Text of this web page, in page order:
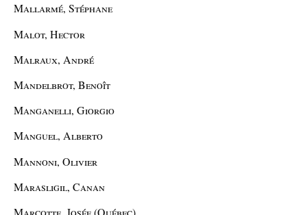
Mallarmé, Stéphane
Malot, Hector
Malraux, André
Mandelbrot, Benoît
Manganelli, Giorgio
Manguel, Alberto
Mannoni, Olivier
Marasligil, Canan
Marcotte, Josée (Québec)